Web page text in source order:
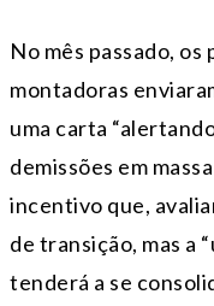
No mês passado,
montadoras
uma carta
demissões em
incentivo que,
de transição, mas a
tenderá a se